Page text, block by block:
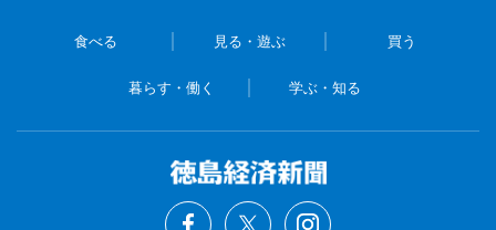
食べる 見る・遊ぶ 買う
暮らす・働く 学ぶ・知る